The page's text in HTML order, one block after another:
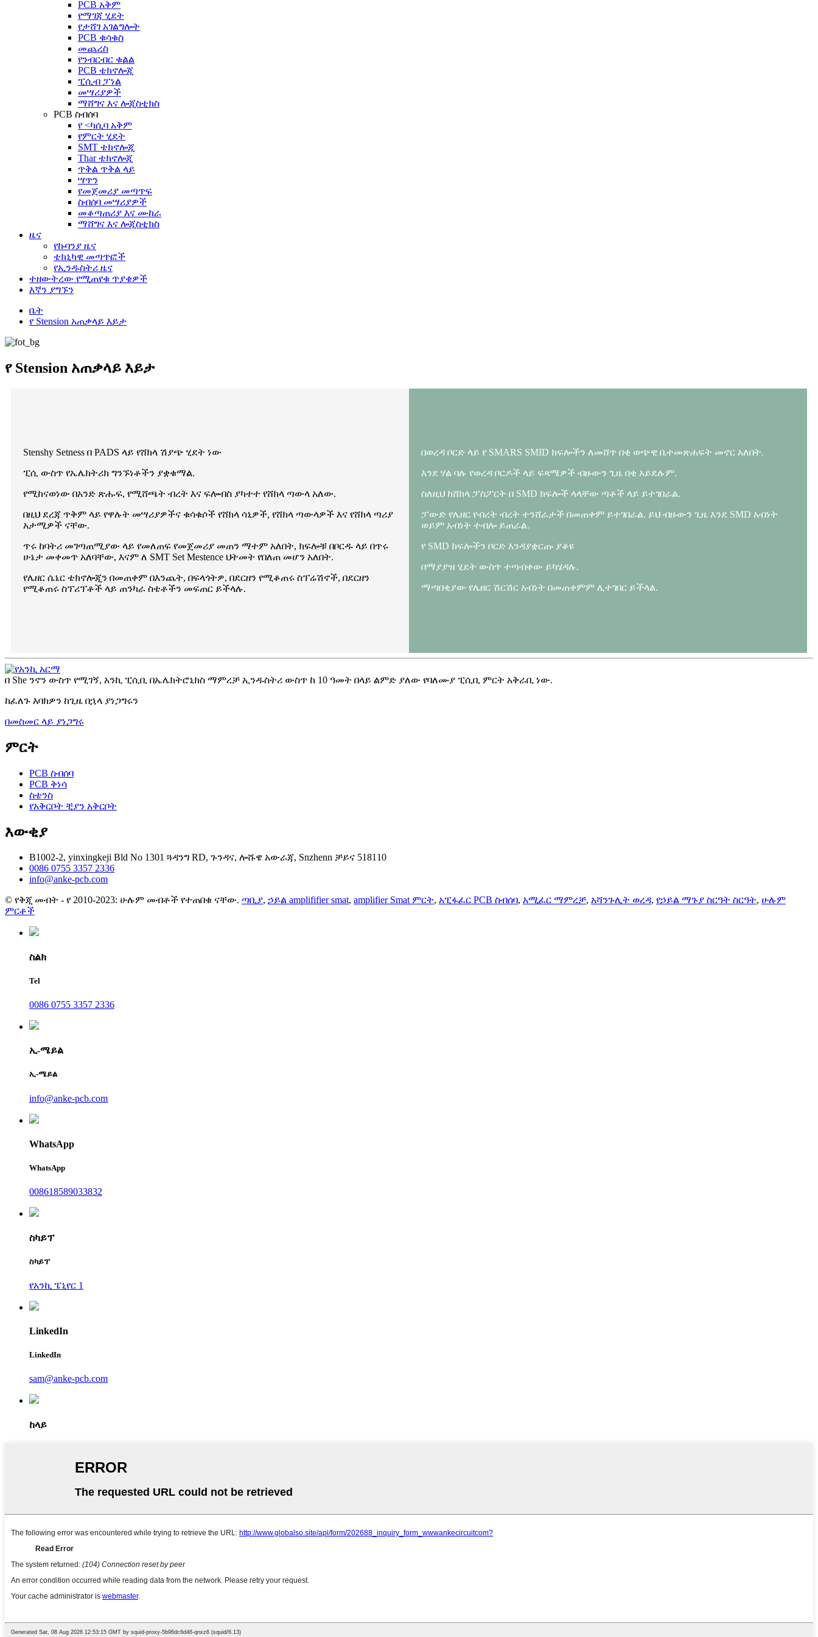
PCB አቅም
የማገጃ ሂደት
የታሸገ አገልግሎት
PCB ቁሳቁስ
መጨረስ
የንብርብር ቁልል
PCB ቴክኖሎጂ
ፒሲብ ፓነል
መሣሪያዎች
ማሸግና እና ሎጂስቲክስ
PCB ስብሰባ
የ <ካሲባ አቅም
የምርት ሂደት
SMT ቴክኖሎጂ
Thar ቴክኖሎጂ
ጥቅል ጥቅል ላይ
ሣጥን
የመጀመሪያ መጣጥፍ
ስብሰባ መሣሪያዎች
መቆጣጠሪያ እና ሙከራ
ማሸግና እና ሎጂስቲክስ
ዜና
የኩባንያ ዜና
ቴክኒካዊ መጣጥፎች
የኢንዱስትሪ ዜና
ተዘውትረው የሚጠየቁ ጥያቄዎች
እኛን ያግኙን
ቤት
የ Stension አጠቃላይ እይታ
የ Stension አጠቃላይ እይታ
Stenshy Setness በ PADS ላይ የሸክላ ሽያጭ ሂደት ነው
ፒሲ ውስጥ የኤሌክትሪክ ግንኙነቶችን ያቋቁማል.
የሚከናወነው በአንድ ጽሑፍ, የሚሸጫት ብረት እና ፍሎብስ ያካተተ የሸክላ ጣውላ አለው.
በዚህ ደረጃ ጥቅም ላይ የዋሉት መሣሪያዎችና ቁሳቁሶች የሸክላ ሳኒዎች, የሸክላ ጣውላዎች እና የሸክላ ጣሪያ
አታሚዎች ናቸው.
ጥሩ ከባትሪ መገጣጠሚያው ላይ የመለጠፍ የመጀመሪያ መጠን ማተም አለበት, ክፍሎቹ በቦርዱ ላይ በጥሩ
ሁኔታ መቀመጥ አለባቸው, እናም ለ SMT Set Mestence ህትመት የበለጠ መሆን አለበት.
የሌዘር ሴኔር ቴክኖሎጂን በመጠቀም በእንጨት, በፍላጎትዎ, በደርዘን የሚቆጠሩ ስፕሬሽኖች, በደርዘን
የሚቆጠሩ ስፕሪፕቶች ላይ ጠንካራ ስቴቶችን መፍጠር ይችላሉ.
በወረዳ ቦርድ ላይ የ SMARS SMID ክፍሎችን ለመሸጥ በቂ ወጭዊ ቤተመጽሐፍት መኖር አለበት.
እንደ ሃል ባሉ የወረዳ ቦርዶች ላይ ፍጻሜዎች ብዙውን ጊዜ በቂ አይደሉም.
ስለዚህ ከሸክላ ፓስፖርት በ SMD ክፍሎች ላላቸው ጣቶች ላይ ይተገበራል.
ፓውድ የሌዘር የብረት ብረት ተንሸራታች በመጠቀም ይተገበራል. ይህ ብዙውን ጊዜ እንደ SMD አብነት
ወይም አብነት ተብሎ ይጠራል.
የ SMD ክፍሎችን ቦርድ እንዳያቋርጡ ያቆዩ
በማያያዝ ሂደት ውስጥ ተጣብቀው ይካሄዳሉ.
ማጣበቂያው የሌዘር ሽርሽር አብነት በመጠቀምም ሊተገበር ይችላል.
በ She ንኖን ውስጥ የሚገኝ, አንኪ ፒሲቢ በኤሌክትሮኒክስ ማምረቻ ኢንዱስትሪ ውስጥ ከ 10 ዓመት በላይ ልምድ ያለው የባለሙያ ፒሲቢ ምርት አቅራቢ ነው.
ከፈለጉ እባክዎን ከጊዜ በኋላ ያነጋግሩን
በመስመር ላይ ያነጋግሩ
ምርት
PCB ስብሰባ
PCB ቅነሳ
ስቴንስ
የአቅርቦት ቺያን አቅርቦት
እውቂያ
B1002-2, yinxingkeji Bld No 1301 ጓዳንግ RD, ጉንዳና, ሎሹዌ አውራጃ, Snzhenn ቻይና 518110
0086 0755 3357 2336
info@anke-pcb.com
© የቅጂ መብት - የ 2010-2023: ሁሉም መብቶች የተጠበቁ ናቸው. ጣቢያ, ኃይል amplififier smat, amplifier Smat ምርት, አፒፋፈር PCB ስብሰባ, አሚፈር ማምረቻ, አሻንጉሊት ወረዳ, የኃይል ማጉያ ስርዓት ስርዓት, ሁሉም
ምርቶች
ስልክ
Tel
0086 0755 3357 2336
ኢ-ሜይል
ኢ-ሜይል
info@anke-pcb.com
WhatsApp
WhatsApp
008618589033832
ስካይፕ
ስካይፕ
የአንኪ ፔኒየር 1
LinkedIn
LinkedIn
sam@anke-pcb.com
ከላይ